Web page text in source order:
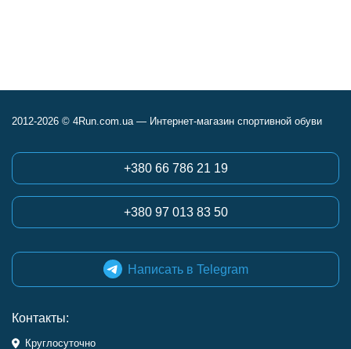
2012-2026 © 4Run.com.ua — Интернет-магазин спортивной обуви
+380 66 786 21 19
+380 97 013 83 50
Написать в Telegram
Контакты:
Круглосуточно